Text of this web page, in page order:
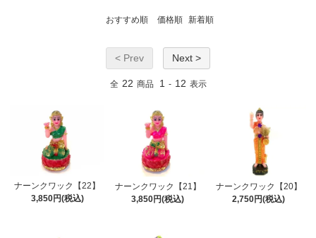
おすすめ順 価格順 新着順
< Prev Next >
全 22 商品 1 - 12 表示
ナーンクワック【22】
3,850円(税込)
ナーンクワック【21】
3,850円(税込)
ナーンクワック【20】
2,750円(税込)